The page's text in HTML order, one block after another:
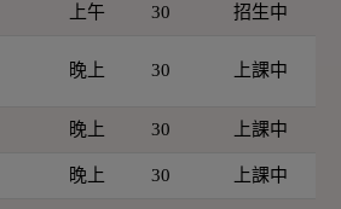
上午 30 招生中
晚上 30 上課中
晚上 30 上課中
晚上 30 上課中